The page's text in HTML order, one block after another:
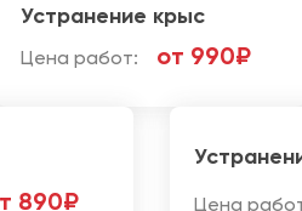
Устранение крыс
Цена работ: от 990₽
890₽ Цена